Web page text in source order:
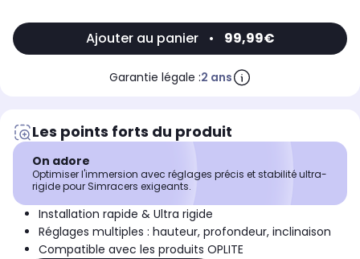
Ajouter au panier • 99,99€
Garantie légale :2 ans
Les points forts du produit
On adore
Optimiser l'immersion avec réglages précis et stabilité ultra-
rigide pour Simracers exigeants.
Installation rapide & Ultra rigide
Réglages multiples : hauteur, profondeur, inclinaison
Compatible avec les produits OPLITE